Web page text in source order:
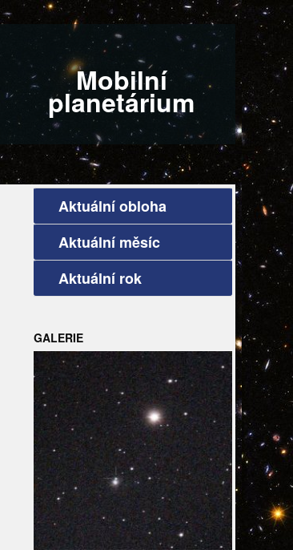
Mobilní
planetárium
Aktuální obloha
Aktuální měsíc
Aktuální rok
GALERIE